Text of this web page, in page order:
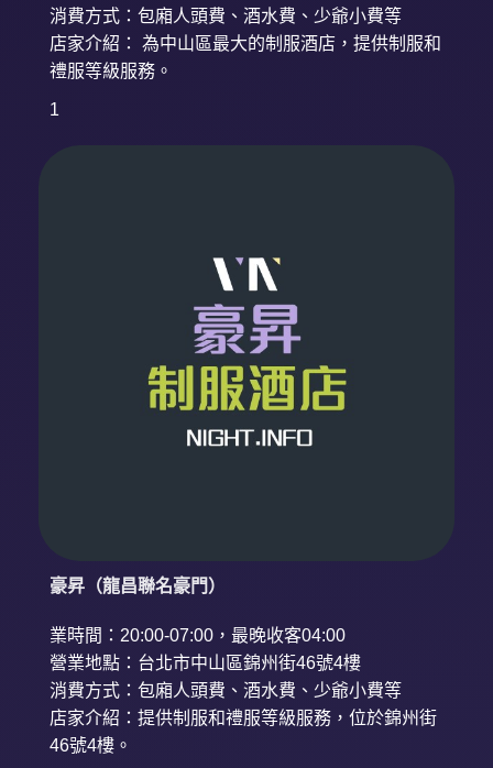
消費方式：包廂人頭費、酒水費、少爺小費等
店家介紹： 為中山區最大的制服酒店，提供制服和
禮服等級服務。
1
豪昇（龍昌聯名豪門）
業時間：20:00-07:00，最晚收客04:00
營業地點：台北市中山區錦州街46號4樓
消費方式：包廂人頭費、酒水費、少爺小費等
店家介紹：提供制服和禮服等級服務，位於錦州街
46號4樓。